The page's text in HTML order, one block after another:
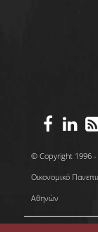
© Copyright 1996
Οικονομικό
Αθηνών